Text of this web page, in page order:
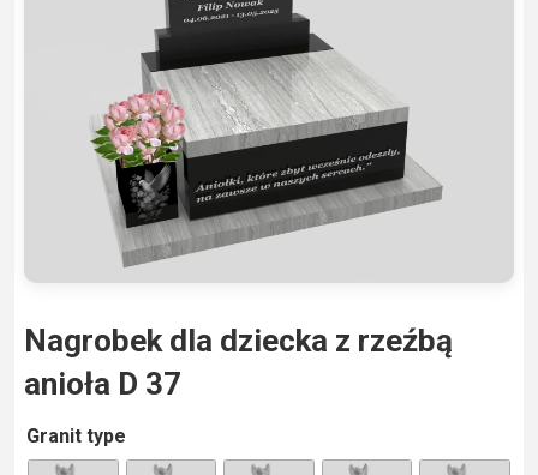
Nagrobek dla dziecka z rzeźbą
anioła D 37
Granit type
A
lt